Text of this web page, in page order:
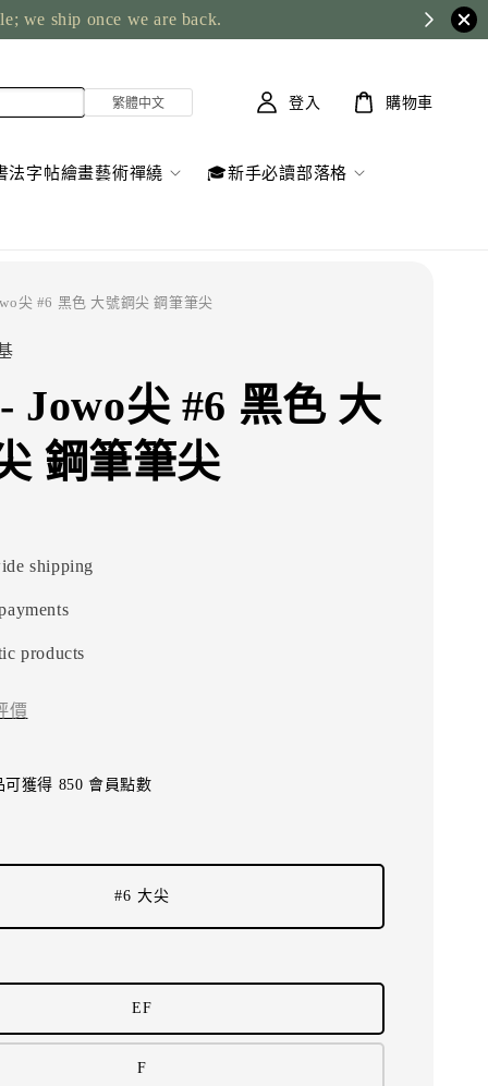
we ship once we are back.
法字帖繪畫藝術禪繞 🎓新手必讀部落格
登入 購物車
尖 #6 黑色 大號鋼尖 鋼筆筆尖
Jowo尖 #6 黑色 大
鋼筆筆尖
shipping
products
價
可獲得 850 會員點數
#6 大尖
EF
F